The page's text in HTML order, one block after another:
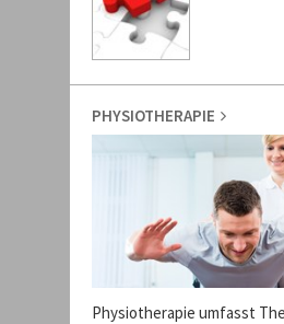
PHYSIOTHERAPIE
Physiotherapie umfasst